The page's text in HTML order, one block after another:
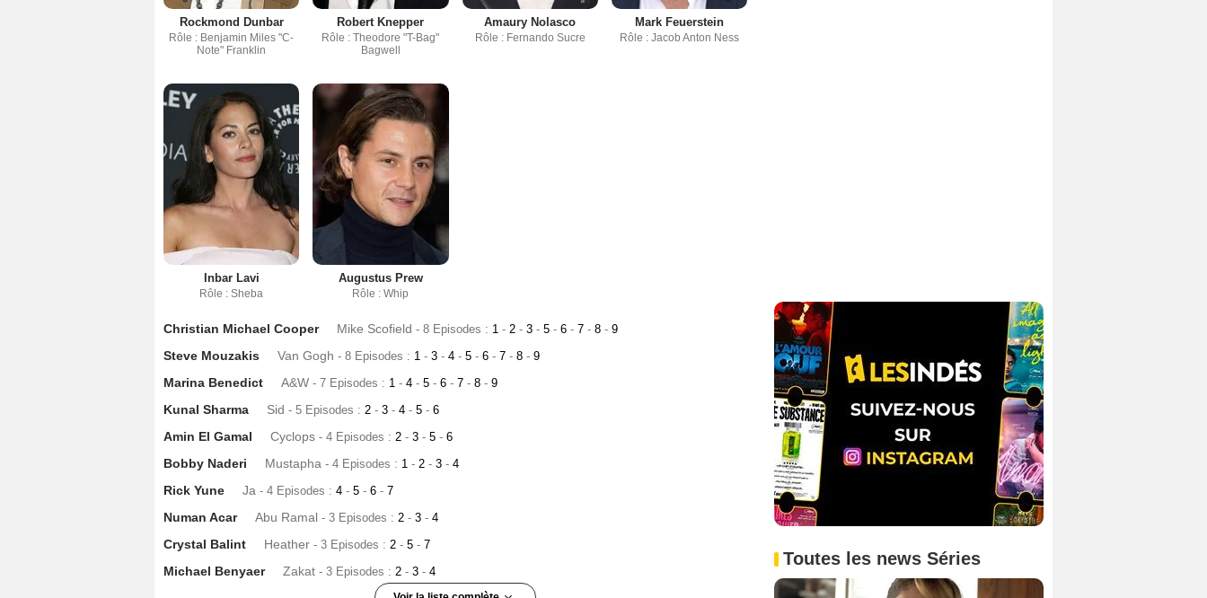
Rockmond Dunbar
Rôle : Benjamin Miles "C-
Note" Franklin
Robert Knepper
Rôle : Theodore "T-Bag"
Bagwell
Amaury Nolasco
Rôle : Fernando Sucre
Mark Feuerstein
Rôle : Jacob Anton Ness
Inbar Lavi
Rôle : Sheba
Augustus Prew
Rôle : Whip
Christian Michael Cooper Mike Scofield - 8 Episodes : 1 - 2 - 3 - 5 - 6 - 7 - 8 - 9
Steve Mouzakis Van Gogh - 8 Episodes : 1 - 3 - 4 - 5 - 6 - 7 - 8 - 9
Marina Benedict A&W - 7 Episodes : 1 - 4 - 5 - 6 - 7 - 8 - 9
Kunal Sharma Sid - 5 Episodes : 2 - 3 - 4 - 5 - 6
Amin El Gamal Cyclops - 4 Episodes : 2 - 3 - 5 - 6
Bobby Naderi Mustapha - 4 Episodes : 1 - 2 - 3 - 4
Rick Yune Ja - 4 Episodes : 4 - 5 - 6 - 7
Numan Acar Abu Ramal - 3 Episodes : 2 - 3 - 4
Crystal Balint Heather - 3 Episodes : 2 - 5 - 7
Michael Benyaer Zakat - 3 Episodes : 2 - 3 - 4
Toutes les news Séries